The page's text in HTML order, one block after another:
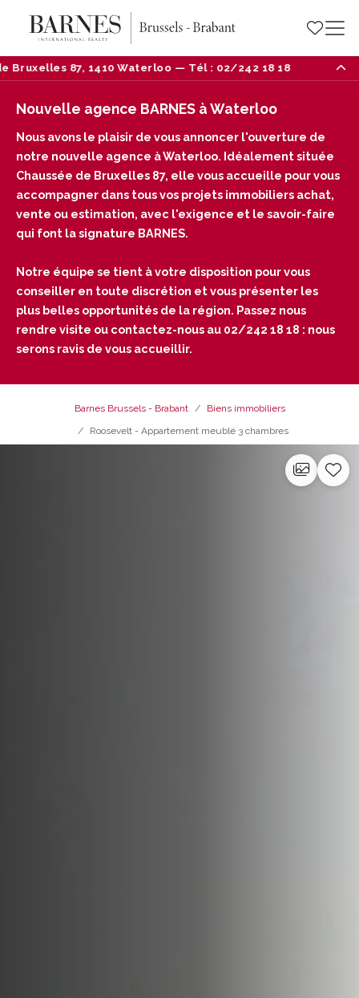
— Tél : 02/242 18 18 Nouvelle ouverture :
Nouvelle agence BARNES à Waterloo
Nous avons le plaisir de vous annoncer l'ouverture de
notre nouvelle agence à Waterloo. Idéalement située
Chaussée de Bruxelles 87, elle vous accueille pour vous
accompagner dans tous vos projets immobiliers achat,
vente ou estimation, avec l'exigence et le savoir-faire
qui font la signature BARNES.
Notre équipe se tient à votre disposition pour vous
conseiller en toute discrétion et vous présenter les
plus belles opportunités de la région. Passez nous
rendre visite ou contactez-nous au 02/242 18 18 : nous
serons ravis de vous accueillir.
Barnes Brussels - Brabant
Biens immobiliers
Roosevelt - Appartement meublé 3 chambres